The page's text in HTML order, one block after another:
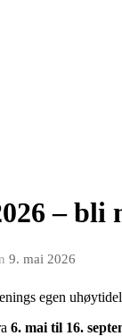
– bli
9. mai 2026
egen
6. mai til 16.